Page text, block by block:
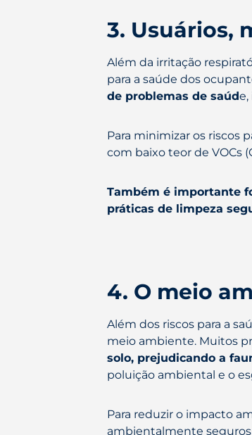
3. Usuários,
Além da irritação
para a saúde dos
de problemas de saúd
Para minimizar os riscos
com baixo teor de VOCs
Também é importante
práticas de limpeza
4. O meio
Além dos riscos para a
meio ambiente. Muitos
solo, prejudicando a
poluição ambiental e o
Para reduzir o impacto
ambientalmente